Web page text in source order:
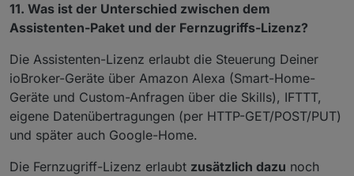
11. Was ist der Unterschied zwischen dem
Assistenten-Paket und der Fernzugriffs-Lizenz?
Die Assistenten-Lizenz erlaubt die Steuerung Deiner
ioBroker-Geräte über Amazon Alexa (Smart-Home-
Geräte und Custom-Anfragen über die Skills), IFTTT,
eigene Datenübertragungen (per HTTP-GET/POST/PUT)
und später auch Google-Home.
Die Fernzugriff-Lizenz erlaubt zusätzlich dazu noch